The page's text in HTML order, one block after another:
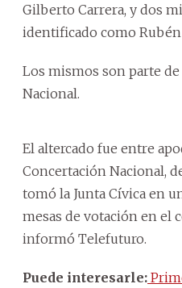
Gilberto Carrera, y dos
identificado como Rubén
Los mismos son parte
Nacional.
El altercado fue entre
Concertación Nacional,
tomó la Junta Cívica en
mesas de votación en el
informó Telefuturo.
Puede interesarle: